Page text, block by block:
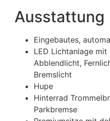
Ausstattung
Eingebautes,
LED Lichtanlage mit
Abblendlicht,
Bremslicht
Hupe
Hinterrad
Parkbremse